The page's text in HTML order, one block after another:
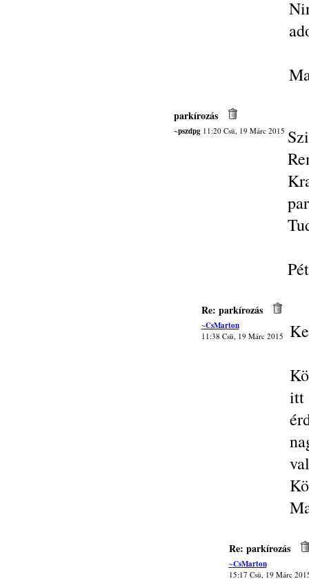
parkírozás
~pszdpg11:20 Csü, 19 Márc 2015
Re: parkírozás
~CsMarton
11:38 Csü, 19 Márc 2015
itt
Re: parkírozás
~CsMarton
15:17 Csü, 19 Márc